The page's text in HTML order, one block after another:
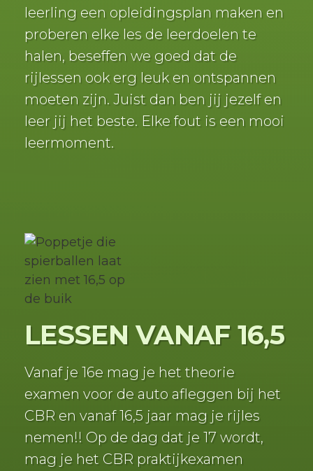
leerling een opleidingsplan maken en
proberen elke les de leerdoelen te
halen, beseffen we goed dat de
rijlessen ook erg leuk en ontspannen
moeten zijn. Juist dan ben jij jezelf en
leer jij het beste. Elke fout is een mooi
leermoment.
LESSEN VANAF 16,5
Vanaf je 16e mag je het theorie
examen voor de auto afleggen bij het
CBR en vanaf 16,5 jaar mag je rijles
nemen!! Op de dag dat je 17 wordt,
mag je het CBR praktijkexamen